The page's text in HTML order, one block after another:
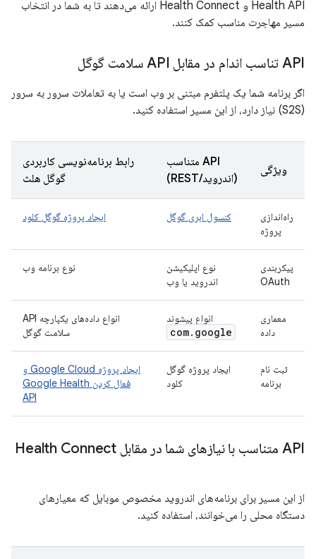
Health API و Health Connect ارائه می‌دهند تا به شما در انتخاب
مسیر مهاجرت مناسب کمک کنند.
API تناسب اندام در مقابل API سلامت گوگل
اگر برنامه شما یک پلتفرم مبتنی بر وب است یا به تعاملات سرور به سرور
(S2S) نیاز دارد، از این مسیر استفاده کنید.
ویژگی
API متناسب
(اندروید/REST)
رابط برنامه‌نویسی کاربردی
گوگل هلث
راه‌اندازی
پروژه
کنسول ابری گوگل ایجاد پروژه گوگل کلود
پیکربندی
OAuth
نوع اپلیکیشن
اندروید یا وب
نوع برنامه وب
معماری
داده
انواع پیشوند
com. google
انواع داده‌های یکپارچه API
سلامت گوگل
ثبت نام
برنامه
ایجاد پروژه گوگل
کلود
ایجاد پروژه Google Cloud و
فعال کردن Google Health
API
API متناسب با نیازهای شما در مقابل Health Connect
از این مسیر برای برنامه‌های اندروید مخصوص موبایل که معیارهای
دستگاه محلی را می‌خوانند، استفاده کنید.